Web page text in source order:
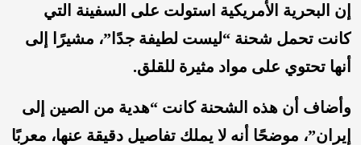
إن البحرية الأمريكية استولت على السفينة التي
كانت تحمل شحنة “ليست لطيفة جدًا”، مشيرًا إلى
أنها تحتوي على مواد مثيرة للقلق.
وأضاف أن هذه الشحنة كانت “هدية من الصين إلى
إيران”، موضحًا أنه لا يملك تفاصيل دقيقة عنها، معربًا